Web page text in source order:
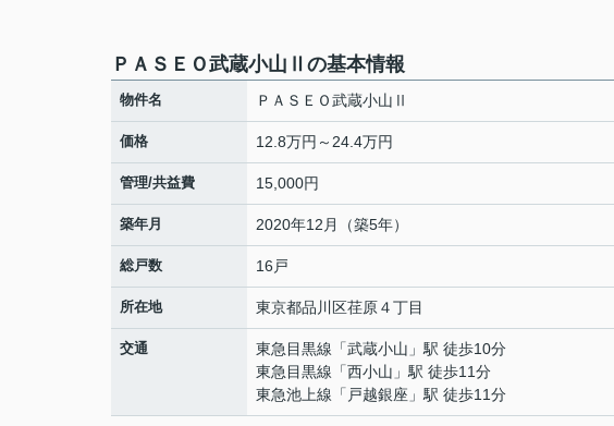
ＰＡＳＥＯ武蔵小山Ⅱの基本情報
物件名 ＰＡＳＥＯ武蔵小山Ⅱ
価格 12.8万円～24.4万円
管理/共益費 15,000円
築年月 2020年12月（築5年）
総戸数 16戸
所在地 東京都品川区荏原４丁目
交通 東急目黒線 「武蔵小山 」駅 徒歩10分
東急目黒線 「西小山 」駅 徒歩11分
東急池上線 「 戸越銀座 」駅 徒歩11分